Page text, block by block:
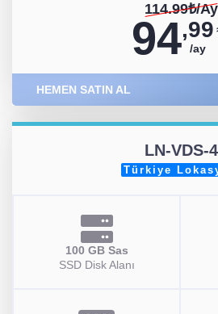
114.99₺/Ay
94 /ay
,99
HEMEN SATIN AL
LN-VDS-4
Türkiye
100 GB Sas
SSD Disk Alanı